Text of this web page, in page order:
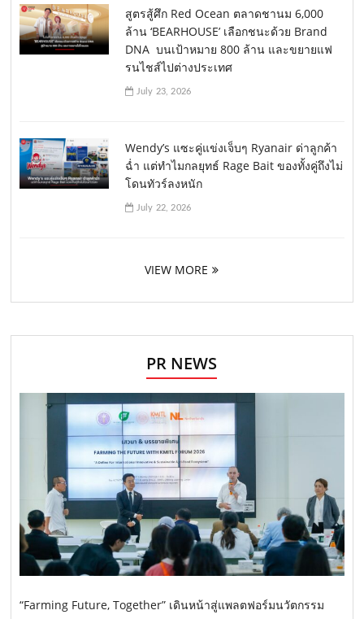
สูตรสู้ศึก Red Ocean ตลาดชานม 6,000
ล้าน ‘BEARHOUSE’ เลือกชนะด้วย Brand
DNA บนเป้าหมาย 800 ล้าน และขยายแฟ
รนไชส์ไปต่างประเทศ
July 23, 2026
Wendy’s แซะคู่แข่งเจ็บๆ Ryanair ด่าลูกค้า
ฉ่ำ แต่ทำไมกลยุทธ์ Rage Bait ของทั้งคู่ถึงไม่
โดนทัวร์ลงหนัก
July 22, 2026
VIEW MORE
PR NEWS
“Farming Future, Together” เดินหน้าสู่แพลตฟอร์มนวัตกรรม